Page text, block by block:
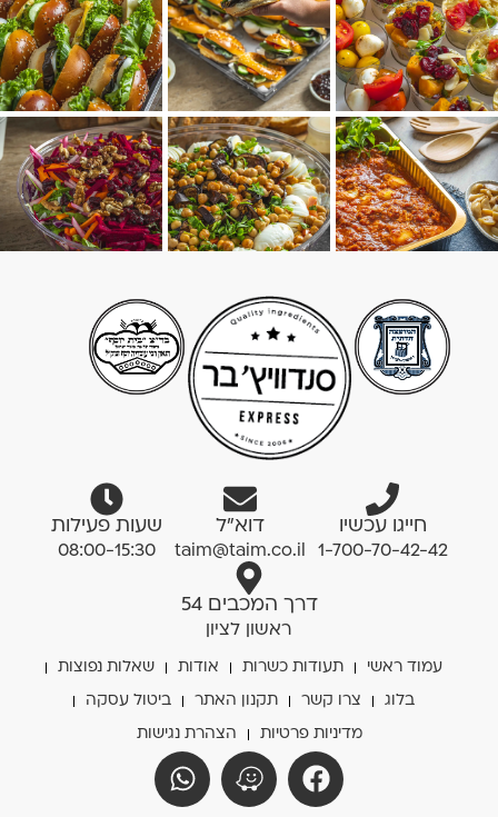
חייגו עכשיו
1-700-70-42-42
דוא”ל
taim@taim.co.il
שעות פעילות
08:00-15:30
דרך המכבים 54
ראשון לציון
עמוד ראשי תעודות כשרות אודות שאלות נפוצות
בלוג צרו קשר תקנון האתר ביטול עסקה
מדיניות פרטיות הצהרת נגישות